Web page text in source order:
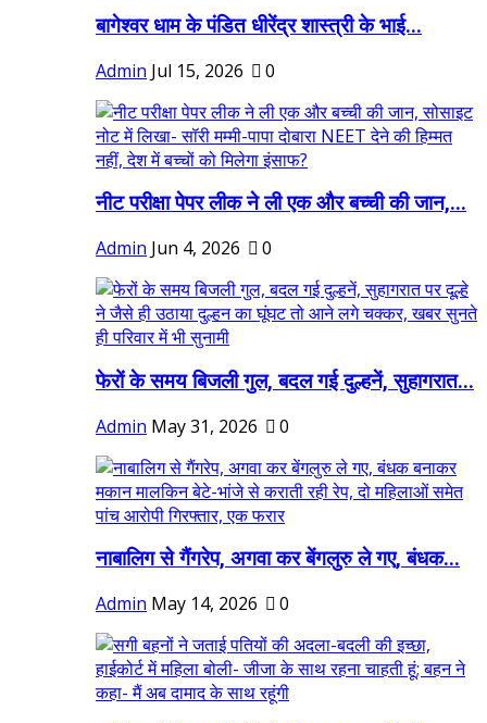
बागेश्वर धाम के पंडित धीरेंद्र शास्त्री के भाई...
Admin Jul 15, 2026 0
नीट परीक्षा पेपर लीक ने ली एक और बच्ची की जान,...
Admin Jun 4, 2026 0
फेरों के समय बिजली गुल, बदल गई दुल्हनें, सुहागरात...
Admin May 31, 2026 0
नाबालिग से गैंगरेप, अगवा कर बेंगलुरु ले गए, बंधक...
Admin May 14, 2026 0